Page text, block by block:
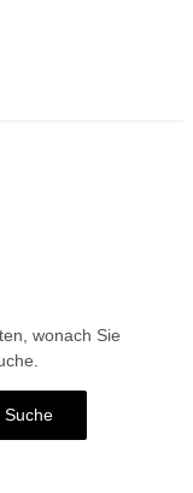
wonach Sie